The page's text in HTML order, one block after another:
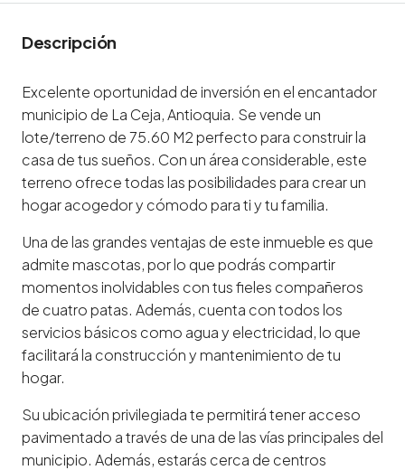
Descripción
Excelente oportunidad de inversión en el encantador
municipio de La Ceja, Antioquia. Se vende un
lote/terreno de 75.60 M2 perfecto para construir la
casa de tus sueños. Con un área considerable, este
terreno ofrece todas las posibilidades para crear un
hogar acogedor y cómodo para ti y tu familia.
Una de las grandes ventajas de este inmueble es que
admite mascotas, por lo que podrás compartir
momentos inolvidables con tus fieles compañeros
de cuatro patas. Además, cuenta con todos los
servicios básicos como agua y electricidad, lo que
facilitará la construcción y mantenimiento de tu
hogar.
Su ubicación privilegiada te permitirá tener acceso
pavimentado a través de una de las vías principales del
municipio. Además, estarás cerca de centros